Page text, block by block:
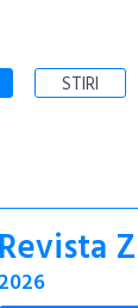
STIRI
Revista
2026